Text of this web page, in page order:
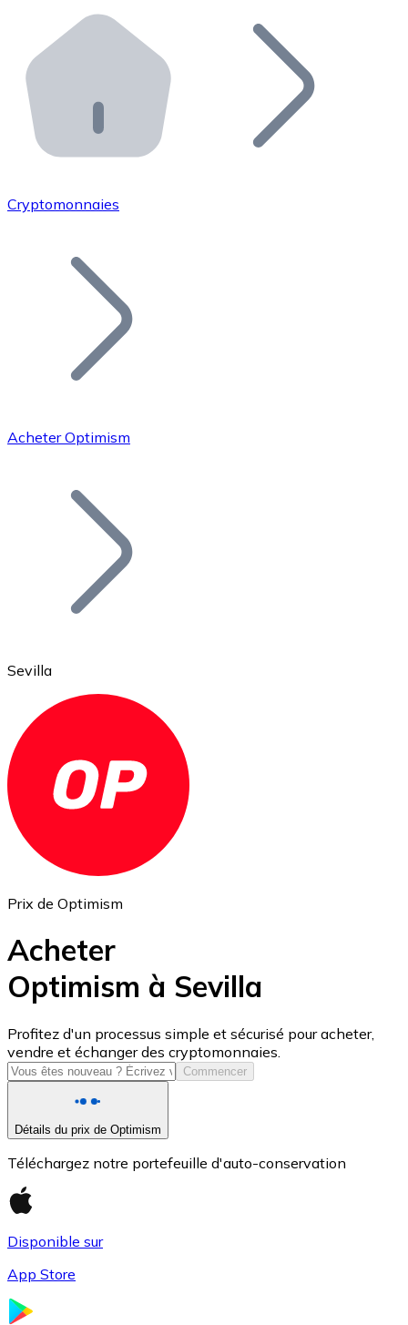
Distributeurs automatiques Bitnovo
Intégrez un ATM Bitnovo dans votre entreprise et
API Bitnovo
Intégrez notre API dans votre écosystème.
Rejoignez notre réseau de distributeurs et
Ajoutez le token de votre projet à notre service
Bitcoin
Ethereum
ETH
USD Coin
USDC
Cryptomonnaies
Acheter Optimism
Sevilla
Prix de Optimism
Acheter
Optimism à Sevilla
Profitez d'un processus simple et sécurisé pour acheter,
vendre et échanger des cryptomonnaies.
Commencer
Détails du prix de Optimism
Téléchargez notre portefeuille d'auto-conservation
Disponible sur
App Store